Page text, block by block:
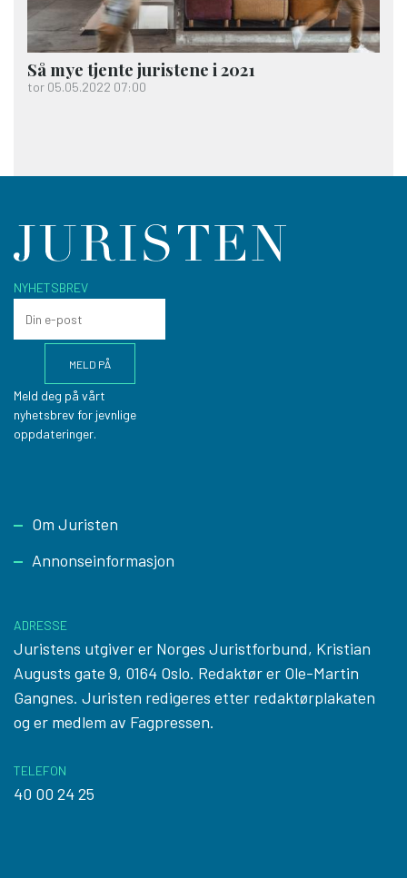
Så mye tjente juristene i 2021
tor 05.05.2022 07:00
NYHETSBREV
Meld deg på vårt
nyhetsbrev for jevnlige
oppdateringer.
Footer
Om Juristen
Annonseinformasjon
ADRESSE
Juristens utgiver er Norges Juristforbund, Kristian
Augusts gate 9, 0164 Oslo. Redaktør er Ole-Martin
Gangnes. Juristen redigeres etter redaktørplakaten
og er medlem av Fagpressen.
TELEFON
40 00 24 25